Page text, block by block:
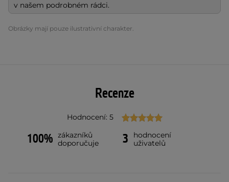
v našem podrobném rádci.
Obrázky mají pouze ilustrativní charakter.
Recenze
Hodnocení: 5
100% zákazníků
doporučuje
3
hodnocení
uživatelů